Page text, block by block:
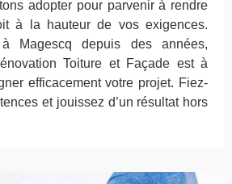
adopter pour parvenir à rendre
à la hauteur de vos exigences.
Magescq depuis des années,
Toiture et Façade est à
efficacement votre projet. Fiez-
et jouissez d’un résultat hors